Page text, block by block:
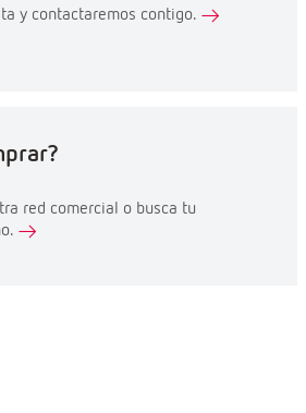
y contactaremos contigo.
red comercial o busca tu